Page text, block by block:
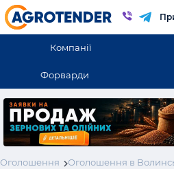
Компанії
Форварди
Оголошення Оголошення в